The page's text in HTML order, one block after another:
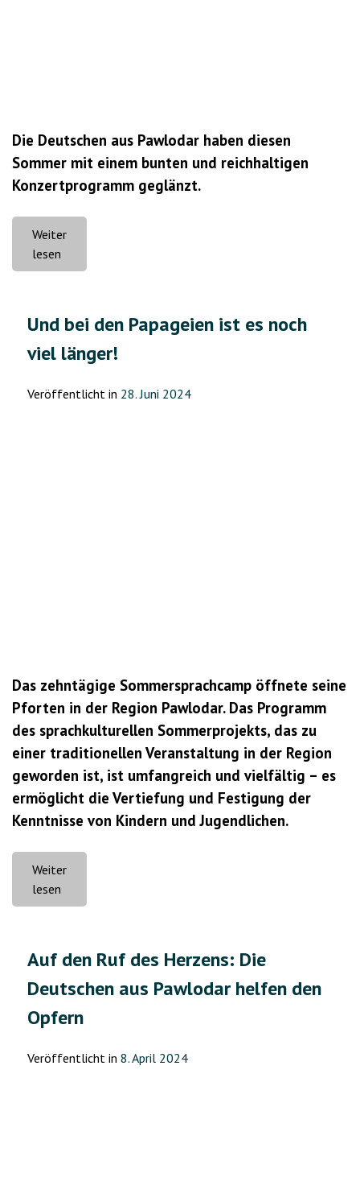
Die Deutschen aus Pawlodar haben diesen
Sommer mit einem bunten und reichhaltigen
Konzertprogramm geglänzt.
Weiter
lesen
Chillen
Augenblick“
Und bei den Papageien ist es noch
viel länger!
Veröffentlicht in 28. Juni 2024
Das zehntägige Sommersprachcamp öffnete seine
Pforten in der Region Pawlodar. Das Programm
des sprachkulturellen Sommerprojekts, das zu
einer traditionellen Veranstaltung in der Region
geworden ist, ist umfangreich und vielfältig – es
ermöglicht die Vertiefung und Festigung der
Kenntnisse von Kindern und Jugendlichen.
Weiter
lesen
bei
ist
es
viel
Auf den Ruf des Herzens: Die
Deutschen aus Pawlodar helfen den
Opfern
Veröffentlicht in8. April 2024